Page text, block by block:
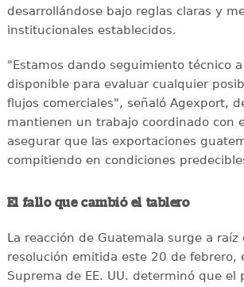
desarrollándose bajo reglas claras y
institucionales establecidos.
"Estamos dando seguimiento técnico
disponible para evaluar cualquier
flujos comerciales", señaló Agexport,
mantienen un trabajo coordinado con
asegurar que las exportaciones
compitiendo en condiciones
El fallo que cambió el tablero
La reacción de Guatemala surge a raíz
resolución emitida este 20 de febrero,
Suprema de EE. UU. determinó que el